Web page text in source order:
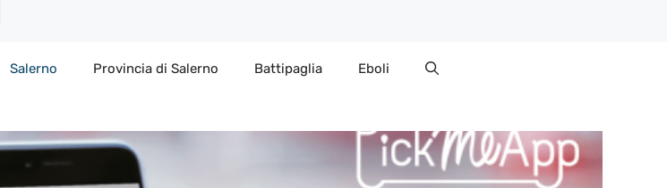
Salerno Provincia di Salerno Battipaglia Eboli